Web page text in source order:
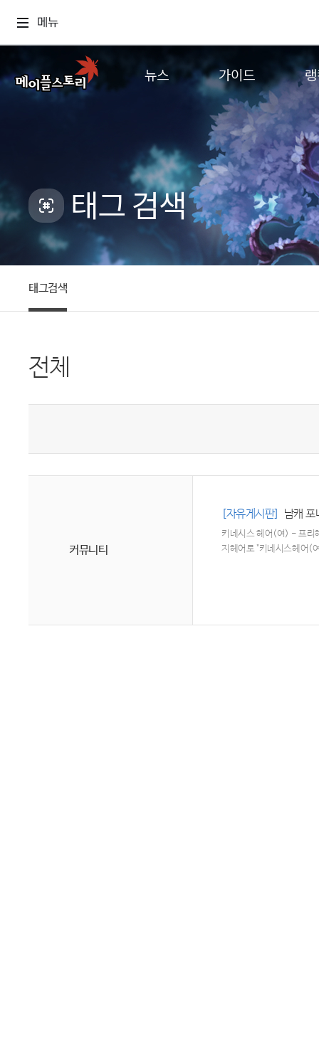
메뉴
뉴스
업데이트
이벤트
캐시샵 공지
메이플 알림판
with maple
가이드
게임정보
직업소개
확률형 아이템
NEXON NOW
추가정보
월드
컨텐
태그 검색
태그검색
전체
커뮤니티
[자유게시판] 남캐
키네시스 헤어(여) - 프리
지헤어로 "키네시스헤어(